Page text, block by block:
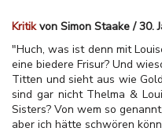
Kritikvon Simon Staake / 30.
"Huch, was ist denn mit
eine biedere Frisur? Und
Titten und sieht aus wie
sind gar nicht Thelma &
Sisters? Von wem so
aber ich hätte schwören